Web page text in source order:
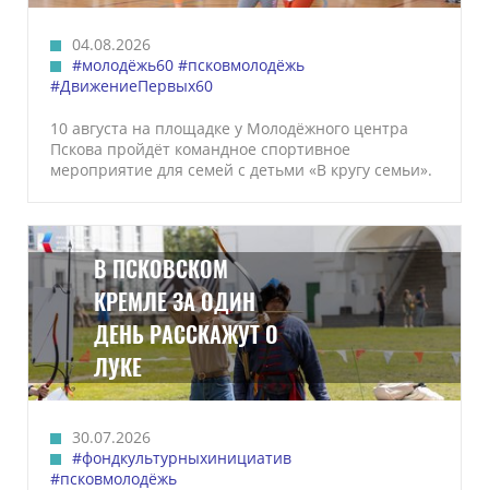
04.08.2026
#молодёжь60 #псковмолодёжь
#ДвижениеПервых60
10 августа на площадке у Молодёжного центра
Пскова пройдёт командное спортивное
мероприятие для семей с детьми «В кругу семьи».
В ПСКОВСКОМ
КРЕМЛЕ ЗА ОДИН
ДЕНЬ РАССКАЖУТ О
ЛУКЕ
30.07.2026
#фондкультурныхинициатив
#псковмолодёжь